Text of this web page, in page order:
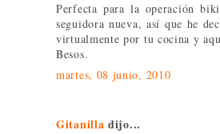
Perfecta para la operación
seguidora nueva, así que he
virtualmente por tu cocina y
Besos.
martes, 08 junio, 2010
Gitanilla dijo...